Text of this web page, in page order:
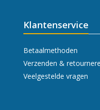
Klantenservice
Betaalmethoden
Verzenden &
Veelgestelde vragen